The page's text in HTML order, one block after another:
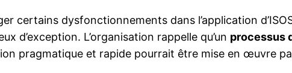
certains dysfonctionnements dans l’application
d’exception. L’organisation rappelle qu’un processus
pragmatique et rapide pourrait être mise en œuvre